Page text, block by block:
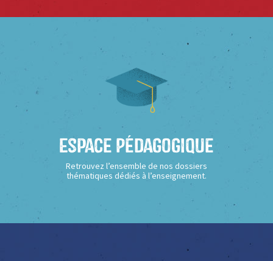
Espace Pédagogique
Retrouvez l’ensemble de nos dossiers
thématiques dédiés à l’enseignement.